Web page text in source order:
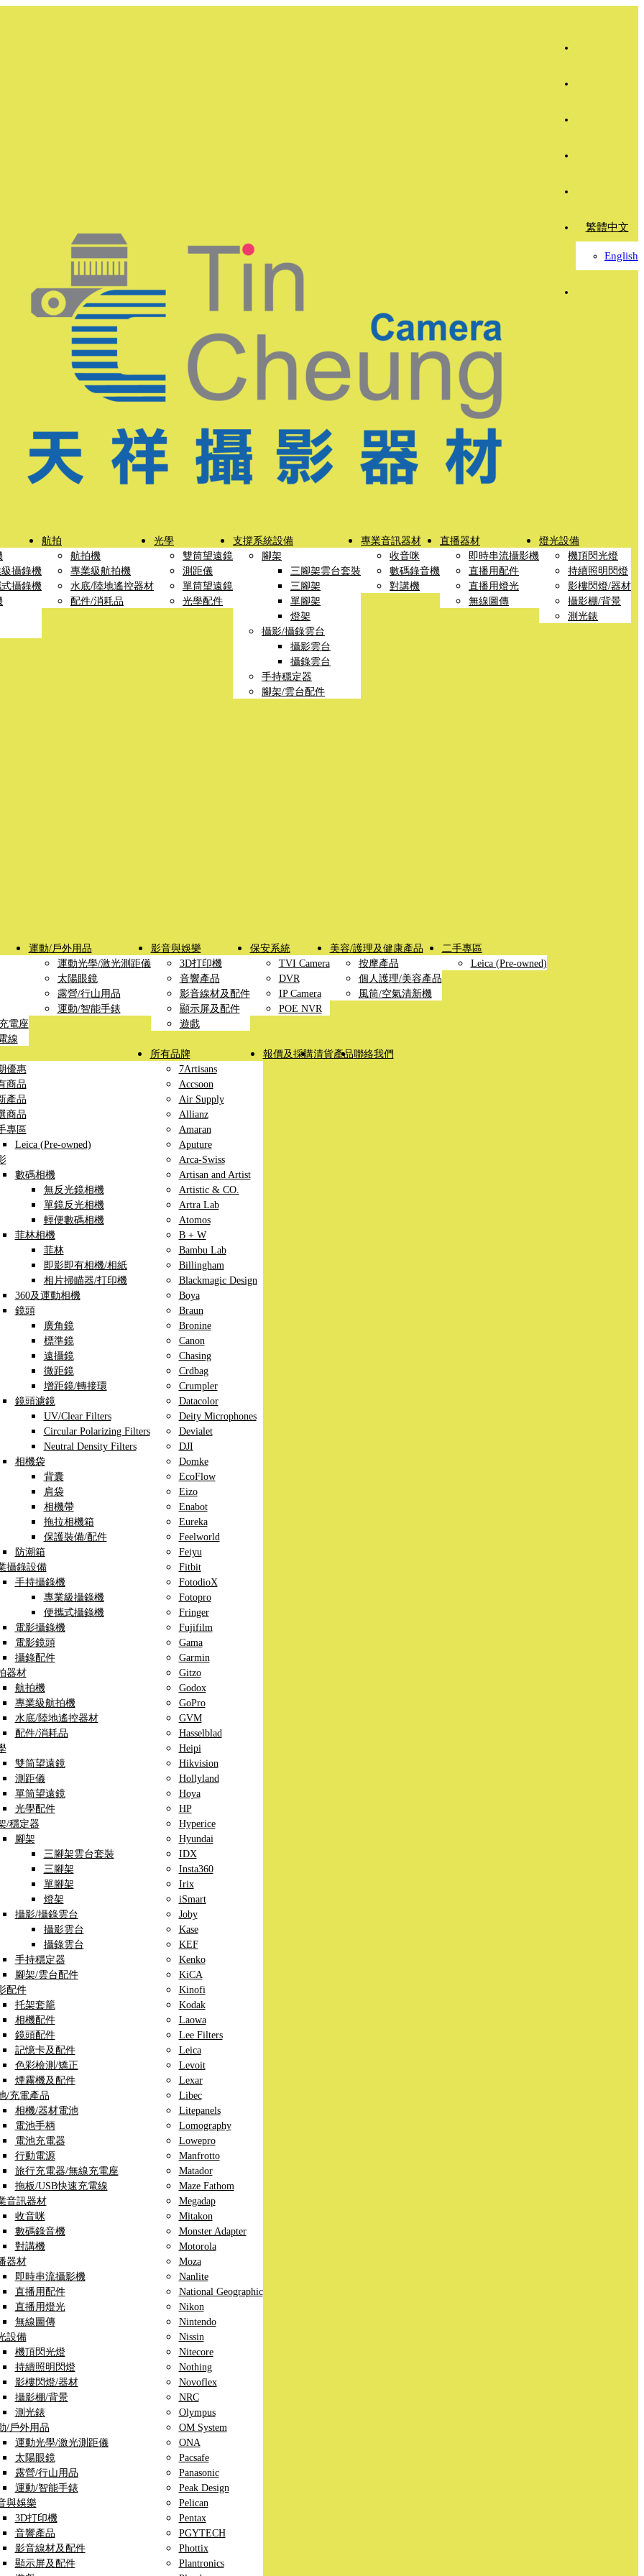
繁體中文
English
攝錄機
攝錄機
航拍
航拍機
專業級航拍機
水底/陸地遙控器材
配件/消耗品
光學
雙筒望遠鏡
測距儀
單筒望遠鏡
光學配件
支撐系統設備
腳架
三腳架雲台套裝
三腳架
單腳架
燈架
攝影/攝錄雲台
攝影雲台
攝錄雲台
手持穩定器
腳架/雲台配件
專業音訊器材
收音咪
數碼錄音機
對講機
直播器材
即時串流攝影機
直播用配件
直播用燈光
無線圖傳
燈光設備
機頂閃光燈
持續照明閃燈
影樓閃燈/器材
攝影棚/背景
測光錶
電座
線
運動/戶外用品
運動光學/激光測距儀
太陽眼鏡
露營/行山用品
運動/智能手錶
影音與娛樂
3D打印機
音響產品
影音線材及配件
顯示屏及配件
遊戲
保安系統
TVI Camera
DVR
IP Camera
POE NVR
美容/護理及健康產品
按摩產品
個人護理/美容產品
風筒/空氣清新機
二手專區
Leica (Pre-owned)
優惠
商品
產品
商品
專區
Leica (Pre-owned)
數碼相機
無反光鏡相機
單鏡反光相機
輕便數碼相機
菲林相機
菲林
即影即有相機/相紙
相片掃瞄器/打印機
360及運動相機
鏡頭
廣角鏡
標準鏡
遠攝鏡
微距鏡
增距鏡/轉接環
鏡頭濾鏡
UV/Clear Filters
Circular Polarizing Filters
Neutral Density Filters
相機袋
背囊
肩袋
相機帶
拖拉相機箱
保護裝備/配件
防潮箱
攝錄設備
手持攝錄機
專業級攝錄機
便攜式攝錄機
電影攝錄機
電影鏡頭
攝錄配件
器材
航拍機
專業級航拍機
水底/陸地遙控器材
配件/消耗品
雙筒望遠鏡
測距儀
單筒望遠鏡
光學配件
/穩定器
腳架
三腳架雲台套裝
三腳架
單腳架
燈架
攝影/攝錄雲台
攝影雲台
攝錄雲台
手持穩定器
腳架/雲台配件
配件
托架套籠
相機配件
鏡頭配件
記憶卡及配件
色彩檢測/矯正
煙霧機及配件
/充電產品
相機/器材電池
電池手柄
電池充電器
行動電源
旅行充電器/無線充電座
拖板/USB快速充電線
音訊器材
收音咪
數碼錄音機
對講機
器材
即時串流攝影機
直播用配件
直播用燈光
無線圖傳
設備
機頂閃光燈
持續照明閃燈
影樓閃燈/器材
攝影棚/背景
測光錶
/戶外用品
運動光學/激光測距儀
太陽眼鏡
露營/行山用品
運動/智能手錶
與娛樂
3D打印機
音響產品
影音線材及配件
顯示屏及配件
所有品牌
7Artisans
Accsoon
Air Supply
Allianz
Amaran
Aputure
Arca-Swiss
Artisan and Artist
Artistic & CO.
Artra Lab
Atomos
B + W
Bambu Lab
Billingham
Blackmagic Design
Boya
Braun
Bronine
Canon
Chasing
Crdbag
Crumpler
Datacolor
Deity Microphones
Devialet
DJI
Domke
EcoFlow
Eizo
Enabot
Eureka
Feelworld
Feiyu
Fitbit
FotodioX
Fotopro
Fringer
Fujifilm
Gama
Garmin
Gitzo
Godox
GoPro
GVM
Hasselblad
Heipi
Hikvision
Hollyland
Hoya
HP
Hyperice
Hyundai
IDX
Insta360
Irix
iSmart
Joby
Kase
KEF
Kenko
KiCA
Kinofi
Kodak
Laowa
Lee Filters
Leica
Levoit
Lexar
Libec
Litepanels
Lomography
Lowepro
Manfrotto
Matador
Maze Fathom
Megadap
Mitakon
Monster Adapter
Motorola
Moza
Nanlite
National Geographic
Nikon
Nintendo
Nissin
Nitecore
Nothing
Novoflex
NRC
Olympus
OM System
ONA
Pacsafe
Panasonic
Peak Design
Pelican
Pentax
PGYTECH
Phottix
Plantronics
報價及採購清貨產品聯絡我們